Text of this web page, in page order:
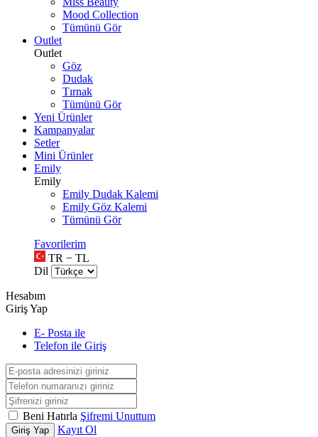
Mood Collection
Tümünü Gör
Outlet
Outlet
Göz
Dudak
Tırnak
Tümünü Gör
Yeni Ürünler
Kampanyalar
Setler
Mini Ürünler
Emily
Emily
Emily Dudak Kalemi
Emily Göz Kalemi
Tümünü Gör
Favorilerim
TR − TL
Dil
Hesabım
Giriş Yap
E- Posta ile
Telefon ile Giriş
Beni Hatırla Şifremi Unuttum
Giriş Yap
Kayıt Ol